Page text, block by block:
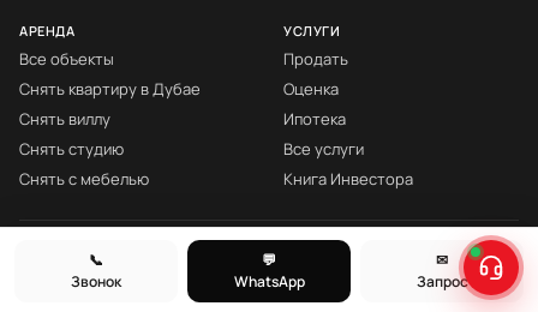
📞
Звонок
💬
WhatsApp
✉
Запрос
АРЕНДА
Все объекты
Снять квартиру в Дубае
Снять виллу
Снять студию
Снять с мебелью
УСЛУГИ
Продать
Оценка
Ипотека
Все услуги
Книга Инвестора
© fäm Properties™ · ORN 1858 · С 2008